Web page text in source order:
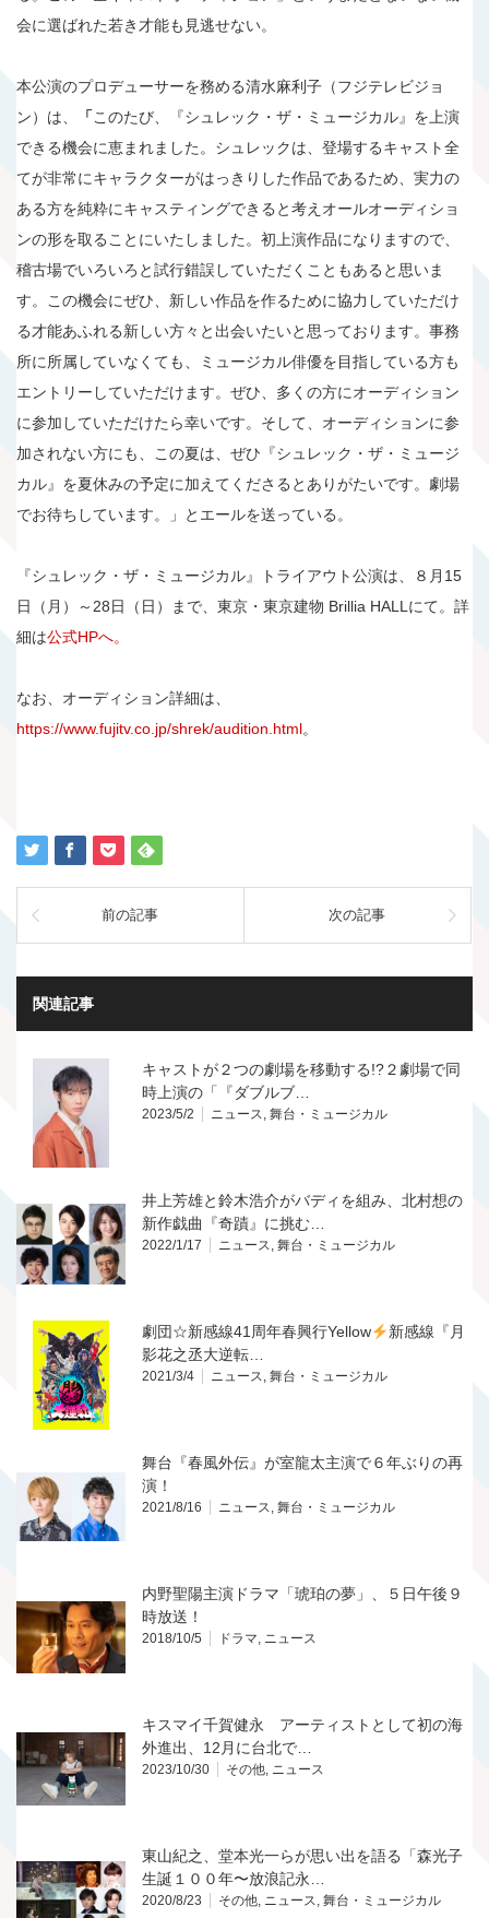
会に選ばれた若き才能も見逃せない。
本公演のプロデューサーを務める清水麻利子（フジテレビジョ
ン）は、
「このたび、『シュレック・ザ・ミュージカル』を上演
できる機会に恵まれました。シュレックは、登場するキャスト全
てが非常にキャラクターがはっきりした作品であるため、実力の
ある方を純粋にキャスティングできると考えオールオーディショ
ンの形を取ることにいたしました。初上演作品になりますので、
稽古場でいろいろと試行錯誤していただくこともあると思いま
す。この機会にぜひ、新しい作品を作るために協力していただけ
る才能あふれる新しい方々と出会いたいと思っております。事務
所に所属していなくても、ミュージカル俳優を目指している方も
エントリーしていただけます。ぜひ、多くの方にオーディション
に参加していただけたら幸いです。そして、オーディションに参
加されない方にも、この夏は、ぜひ『シュレック・ザ・ミュージ
カル』を夏休みの予定に加えてくださるとありがたいです。劇場
でお待ちしています。」とエールを送っている。
『シュレック・ザ・ミュージカル』トライアウト公演は、８月15
日（月）～28日（日）まで、東京・東京建物 Brillia HALLにて。詳
細は公式HPへ。
なお、オーディション詳細は、
https://www.fujitv.co.jp/shrek/audition.html。
前の記事 次の記事
関連記事
キャストが２つの劇場を移動する!?２劇場で同
時上演の「『ダブルブ…
2023/5/2 ニュース, 舞台・ミュージカル
井上芳雄と鈴木浩介がバディを組み、北村想の
新作戯曲『奇蹟』に挑む…
2022/1/17 ニュース, 舞台・ミュージカル
劇団☆新感線41周年春興行Yellow
新感線『月
影花之丞大逆転…
2021/3/4 ニュース, 舞台・ミュージカル
舞台『春風外伝』が室龍太主演で６年ぶりの再
演！
2021/8/16 ニュース, 舞台・ミュージカル
内野聖陽主演ドラマ「琥珀の夢」、５日午後９
時放送！
2018/10/5 ドラマ, ニュース
キスマイ千賀健永 アーティストとして初の海
外進出、12月に台北で…
2023/10/30 その他, ニュース
東山紀之、堂本光一らが思い出を語る「森光子
生誕１００年〜放浪記永…
2020/8/23 その他, ニュース, 舞台・ミュージカル